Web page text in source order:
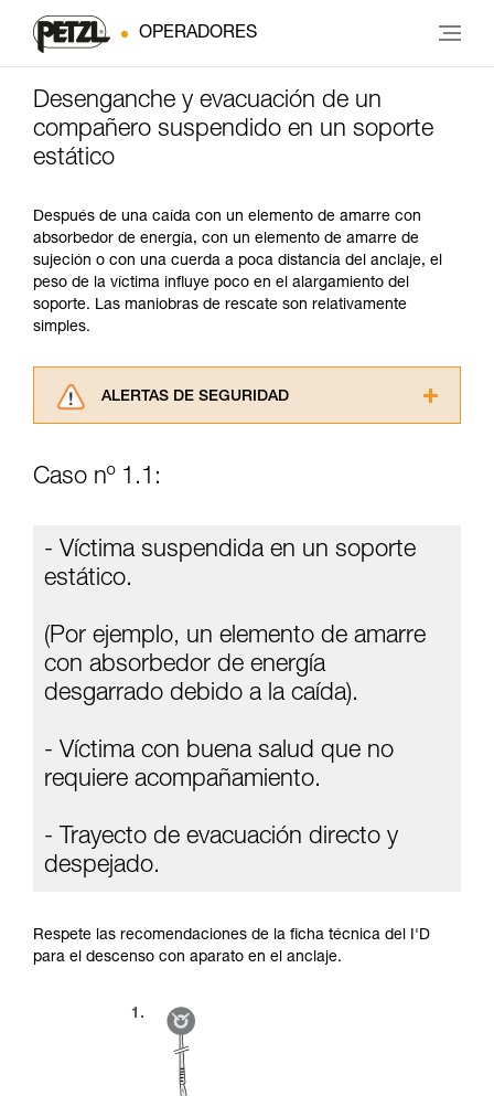
OPERADORES
Desenganche y evacuación de un
compañero suspendido en un soporte
estático
Después de una caída con un elemento de amarre con
absorbedor de energía, con un elemento de amarre de
sujeción o con una cuerda a poca distancia del anclaje, el
peso de la víctima influye poco en el alargamiento del
soporte. Las maniobras de rescate son relativamente
simples.
ALERTAS DE SEGURIDAD
consultarlo. Usted debe comprender la
Dominar estas técnicas requiere una formación
y un entrenamiento específico. Confirme a
seguridad, antes de ejecutarlas de forma
autónoma.
Damos ejemplos de técnicas relacionadas con
su actividad. Pueden existir otras que no
Caso nº 1.1:
- Víctima suspendida en un soporte
estático.
(Por ejemplo, un elemento de amarre
con absorbedor de energía
desgarrado debido a la caída).
- Víctima con buena salud que no
requiere acompañamiento.
- Trayecto de evacuación directo y
despejado.
Respete las recomendaciones de la ficha técnica del I'D
para el descenso con aparato en el anclaje.